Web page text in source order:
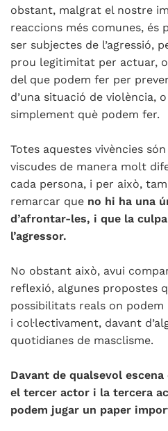
obstant, malgrat el nostre
reaccions més comunes,
ser subjectes de l’agressió,
prou legitimitat per actuar,
del que podem fer per
d’una situació de violència,
simplement què podem fer.
Totes aquestes vivències
viscudes de manera molt
cada persona, i per això,
remarcar que no hi ha una
d’afrontar-les, i que la
l’agressor.
No obstant això, avui
reflexió, algunes propostes
possibilitats reals on
i col·lectivament, davant
quotidianes de masclisme.
Davant de qualsevol
el tercer actor i la tercera
podem jugar un paper